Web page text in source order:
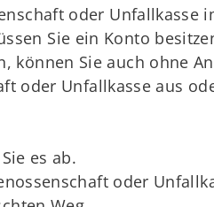
oder Unfallkasse
Sie ein Konto
können Sie auch ohne
oder Unfallkasse aus
es ab.
oder